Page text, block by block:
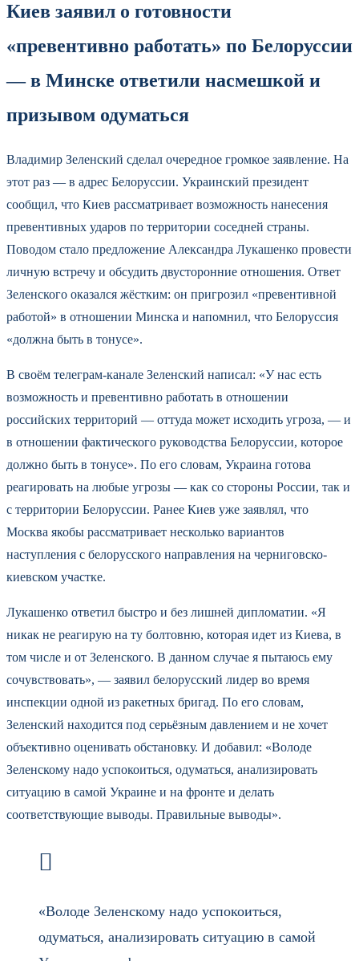
Киев заявил о готовности
«превентивно работать» по Белоруссии
— в Минске ответили насмешкой и
призывом одуматься
Владимир Зеленский сделал очередное громкое заявление. На
этот раз — в адрес Белоруссии. Украинский президент
сообщил, что Киев рассматривает возможность нанесения
превентивных ударов по территории соседней страны.
Поводом стало предложение Александра Лукашенко провести
личную встречу и обсудить двусторонние отношения. Ответ
Зеленского оказался жёстким: он пригрозил «превентивной
работой» в отношении Минска и напомнил, что Белоруссия
«должна быть в тонусе».
В своём телеграм-канале Зеленский написал: «У нас есть
возможность и превентивно работать в отношении
российских территорий — оттуда может исходить угроза, — и
в отношении фактического руководства Белоруссии, которое
должно быть в тонусе». По его словам, Украина готова
реагировать на любые угрозы — как со стороны России, так и
с территории Белоруссии. Ранее Киев уже заявлял, что
Москва якобы рассматривает несколько вариантов
наступления с белорусского направления на черниговско-
киевском участке.
Лукашенко ответил быстро и без лишней дипломатии. «Я
никак не реагирую на ту болтовню, которая идет из Киева, в
том числе и от Зеленского. В данном случае я пытаюсь ему
сочувствовать», — заявил белорусский лидер во время
инспекции одной из ракетных бригад. По его словам,
Зеленский находится под серьёзным давлением и не хочет
объективно оценивать обстановку. И добавил: «Володе
Зеленскому надо успокоиться, одуматься, анализировать
ситуацию в самой Украине и на фронте и делать
соответствующие выводы. Правильные выводы».
«Володе Зеленскому надо успокоиться,
одуматься, анализировать ситуацию в самой